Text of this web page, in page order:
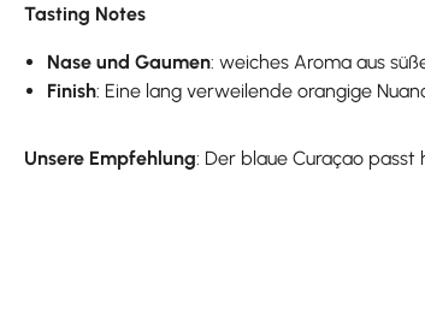
Tasting Notes
Nase und Gaumen: weiches Aroma aus
Finish: Eine lang verweilende orangige
Unsere Empfehlung: Der blaue Curaçao